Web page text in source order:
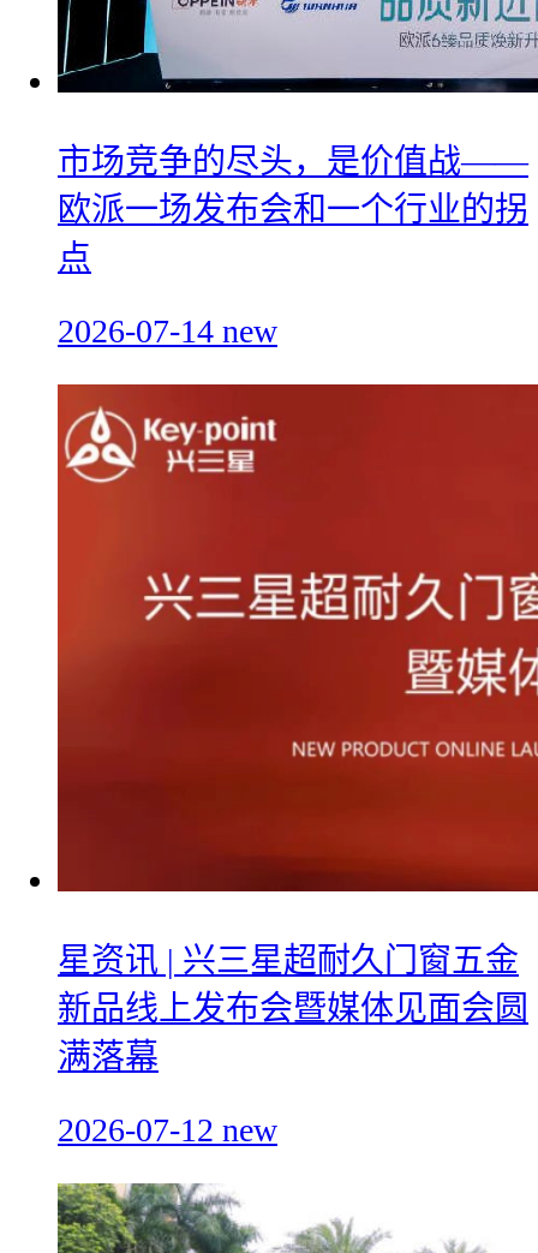
市场竞争的尽头，是价值战——
欧派一场发布会和一个行业的拐
点
2026-07-14 new
星资讯 | 兴三星超耐久门窗五金
新品线上发布会暨媒体见面会圆
满落幕
2026-07-12 new